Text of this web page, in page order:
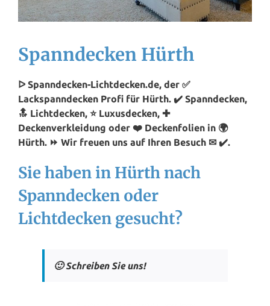
Spanndecken Hürth
ᐅ Spanndecken-Lichtdecken.de, der ✅
Lackspanndecken Profi für Hürth. ✔️ Spanndecken,
🔝 Lichtdecken, ⭐ Luxusdecken, ✚
Deckenverkleidung oder ❤️ Deckenfolien in 🌍
Hürth. ⏩ Wir freuen uns auf Ihren Besuch ✉ ✔️.
Sie haben in Hürth nach
Spanndecken oder
Lichtdecken gesucht?
🙂 Schreiben Sie uns!